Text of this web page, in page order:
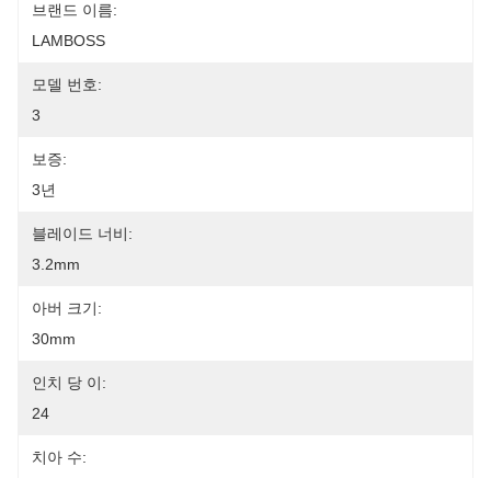
브랜드 이름:
LAMBOSS
모델 번호:
3
보증:
3년
블레이드 너비:
3.2mm
아버 크기:
30mm
인치 당 이:
24
치아 수: